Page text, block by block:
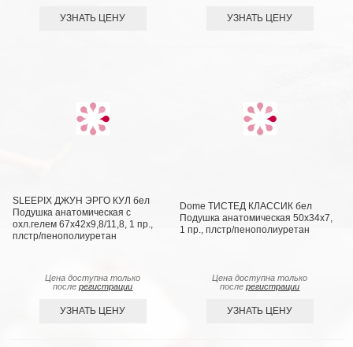
УЗНАТЬ ЦЕНУ УЗНАТЬ ЦЕНУ
SLEEPIX ДЖУН ЭРГО КУЛ бел
Подушка анатомическая с
охл.гелем 67x42x9,8/11,8, 1 пр.,
плстр/пенополиуретан
Цена доступна только
послерегистрации
УЗНАТЬ ЦЕНУ
Dome ТИСТЕД КЛАССИК бел
Подушка анатомическая 50х34х7,
1 пр., плстр/пенополиуретан
Цена доступна только
послерегистрации
УЗНАТЬ ЦЕНУ